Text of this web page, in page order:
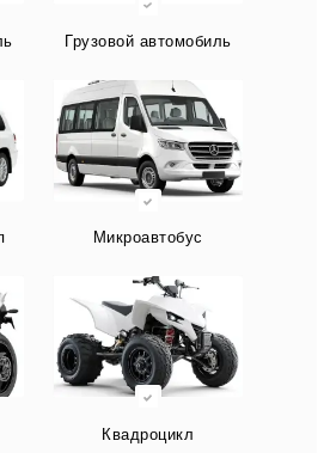
Грузовой автомобиль
Микроавтобус
Квадроцикл